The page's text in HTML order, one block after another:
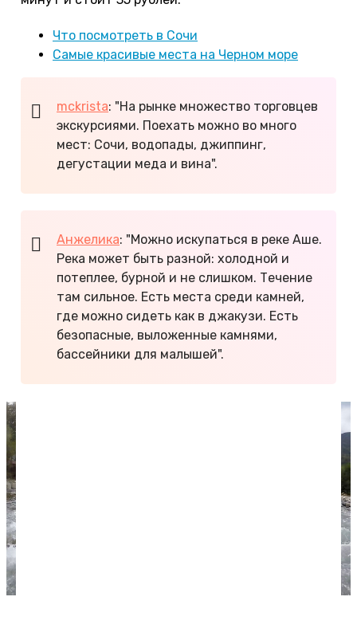
Что посмотреть в Сочи
Самые красивые места на Черном море
mckrista: "На рынке множество торговцев
экскурсиями. Поехать можно во много
мест: Сочи, водопады, джиппинг,
дегустации меда и вина".
Анжелика: "Можно искупаться в реке Аше.
Река может быть разной: холодной и
потеплее, бурной и не слишком. Течение
там сильное. Есть места среди камней,
где можно сидеть как в джакузи. Есть
безопасные, выложенные камнями,
бассейники для малышей".